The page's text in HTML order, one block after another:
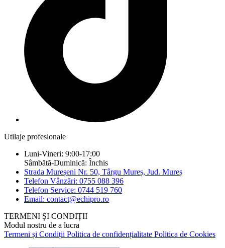
Utilaje profesionale
Luni-Vineri: 9:00-17:00
Sâmbătă-Duminică: Închis
Strada Mureșeni Nr. 50, Târgu Mureș, Jud. Mureș
Telefon Vânzări: 0755 088 396
Telefon Service: 0744 519 760
Email: contact@echipro.ro
TERMENI ȘI CONDIȚII
Modul nostru de a lucra
Termeni și Condiții Politica de confidențialitate Politica de Cookies